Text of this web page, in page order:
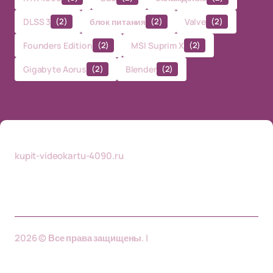
DLSS 3 (2) блок питания (2) Valve (2)
Founders Edition (2) MSI Suprim X (2)
Gigabyte Aorus (2) Blender (2)
kupit-videokartu-4090.ru
2026 © Все права защищены. |